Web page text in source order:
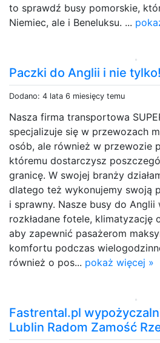
to sprawdź busy pomorskie,
Niemiec, ale i Beneluksu. ...
Paczki do Anglii i nie tylko!
Dodano: 4 lata 6 miesięcy temu
Nasza firma transportowa
specjalizuje się w przewozach
osób, ale również w przewozie
któremu dostarczysz
granicę. W swojej branży
dlatego też wykonujemy swoją
i sprawny. Nasze busy do Anglii
rozkładane fotele, klimatyzację
aby zapewnić pasażerom
komfortu podczas
również o pos... pokaż więcej »
Fastrental.pl
Lublin Radom Zamość